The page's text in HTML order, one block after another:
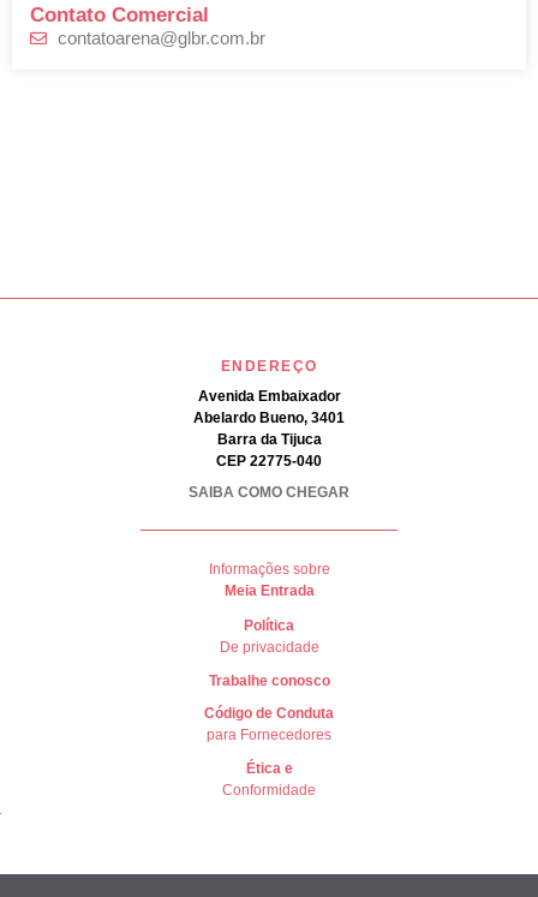
Contato Comercial
contatoarena@glbr.com.br
ENDEREÇO
Avenida Embaixador
Abelardo Bueno, 3401
Barra da Tijuca
CEP 22775-040
SAIBA COMO CHEGAR
Informações sobre
Meia Entrada
Política
De privacidade
Trabalhe conosco
Código de Conduta
para Fornecedores
Ética e
Conformidade